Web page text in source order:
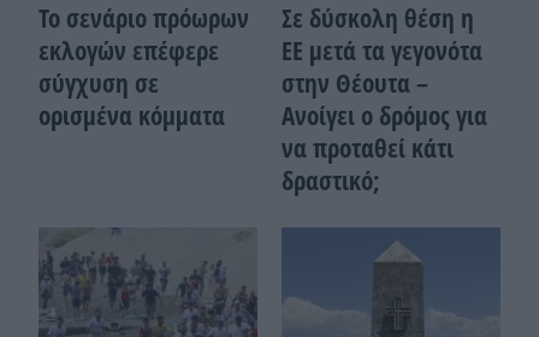
Το σενάριο πρόωρων
εκλογών επέφερε
σύγχυση σε
ορισμένα κόμματα
Σε δύσκολη θέση η
ΕΕ μετά τα γεγονότα
στην Θέουτα –
Ανοίγει ο δρόμος για
να προταθεί κάτι
δραστικό;